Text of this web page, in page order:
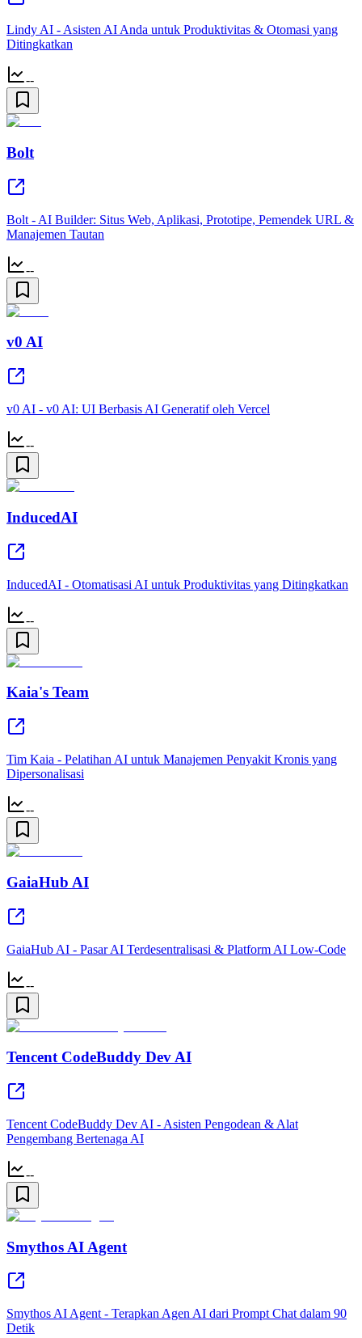
Lindy AI - Asisten AI Anda untuk Produktivitas & Otomasi yang
Ditingkatkan
--
Bolt
Bolt - AI Builder: Situs Web, Aplikasi, Prototipe, Pemendek URL &
Manajemen Tautan
--
v0 AI
v0 AI - v0 AI: UI Berbasis AI Generatif oleh Vercel
--
InducedAI
InducedAI - Otomatisasi AI untuk Produktivitas yang Ditingkatkan
--
Kaia's Team
Tim Kaia - Pelatihan AI untuk Manajemen Penyakit Kronis yang
Dipersonalisasi
--
GaiaHub AI
GaiaHub AI - Pasar AI Terdesentralisasi & Platform AI Low-Code
--
Tencent CodeBuddy Dev AI
Tencent CodeBuddy Dev AI - Asisten Pengodean & Alat
Pengembang Bertenaga AI
--
Smythos AI Agent
Smythos AI Agent - Terapkan Agen AI dari Prompt Chat dalam 90
Detik